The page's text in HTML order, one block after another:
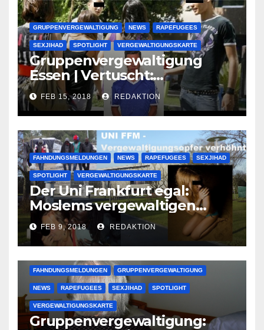
GRUPPENVERGEWALTIGUNG NEWS RAPEFUGEES
SEXJIHAD SPOTLIGHT VERGEWALTIGUNGSKARTE
Gruppenvergewaltigung
Essen | Vertuscht:
Lauenburger Gang ist ein
großer Muslimclan
FEB 15, 2018 REDAKTION
FAHNDUNGSMELDUNGEN NEWS RAPEFUGEES SEXJIHAD
SPOTLIGHT VERGEWALTIGUNGSKARTE
Der Uni Frankfurt egal:
Moslems vergewaltigen
deutsche Studentinnen auf
Uni-Campus
FEB 9, 2018 REDAKTION
FAHNDUNGSMELDUNGEN GRUPPENVERGEWALTIGUNG
NEWS RAPEFUGEES SEXJIHAD SPOTLIGHT
VERGEWALTIGUNGSKARTE
Gruppenvergewaltigung: